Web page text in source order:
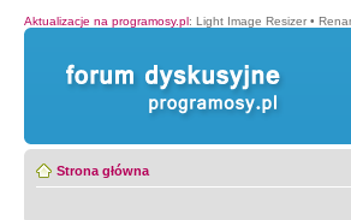
Aktualizacje na programosy.pl: Light Image Resizer •
Strona główna